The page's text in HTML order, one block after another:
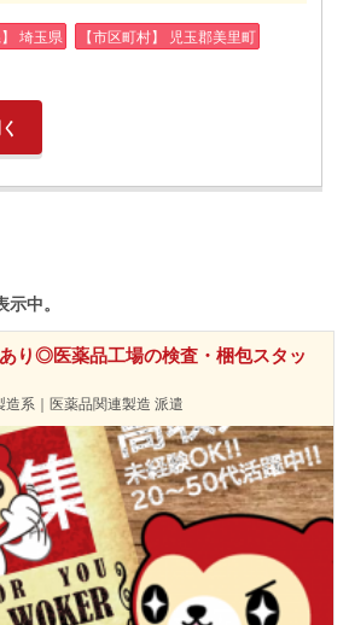
埼玉県 【市区町村】 児玉郡美里町
中。
り◎医薬品工場の検査・梱包スタッ
系｜医薬品関連製造 派遣